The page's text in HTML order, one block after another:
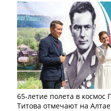
65-летие полета в космос
Титова отмечают на Алтае